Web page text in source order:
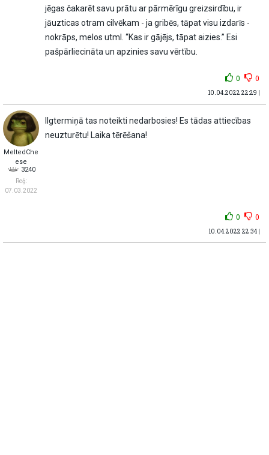
jēgas čakarēt savu prātu ar pārmērīgu greizsirdību, ir
jāuzticas otram cilvēkam - ja gribēs, tāpat visu izdarīs -
nokrāps, melos utml. “Kas ir gājējs, tāpat aizies.” Esi
pašpārliecināta un apzinies savu vērtību.
0 0
10.04.2022 22:29 |
MeltedChe
ese
3240
Reģ:
07.03.2022
Ilgtermiņā tas noteikti nedarbosies! Es tādas attiecības
neuzturētu! Laika tērēšana!
0 0
10.04.2022 22:34 |